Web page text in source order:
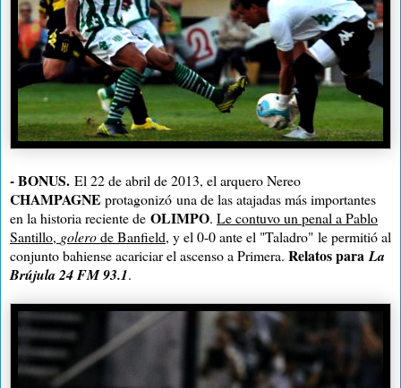
- BONUS. El 22 de abril de 2013, el arquero Nereo
CHAMPAGNE protagonizó una de las atajadas más importantes
en la historia reciente de OLIMPO. Le contuvo un penal a Pablo
Santillo, golerode Banfield, y el 0-0 ante el "Taladro" le permitió al
conjunto bahiense acariciar el ascenso a Primera. Relatos paraLa
Brújula 24 FM 93.1.